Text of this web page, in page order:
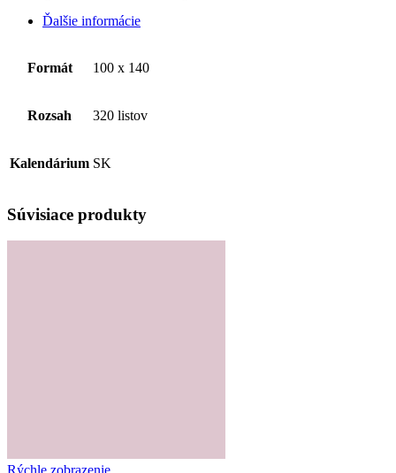
Ďalšie informácie
Formát 100 x 140
Rozsah 320 listov
Kalendárium SK
Súvisiace produkty